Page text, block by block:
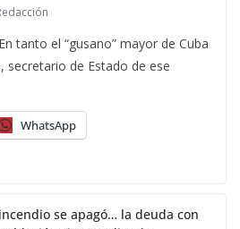
tanto el “gusano” mayor de Cuba
secretario de Estado de ese
WhatsApp
se apagó… la deuda con